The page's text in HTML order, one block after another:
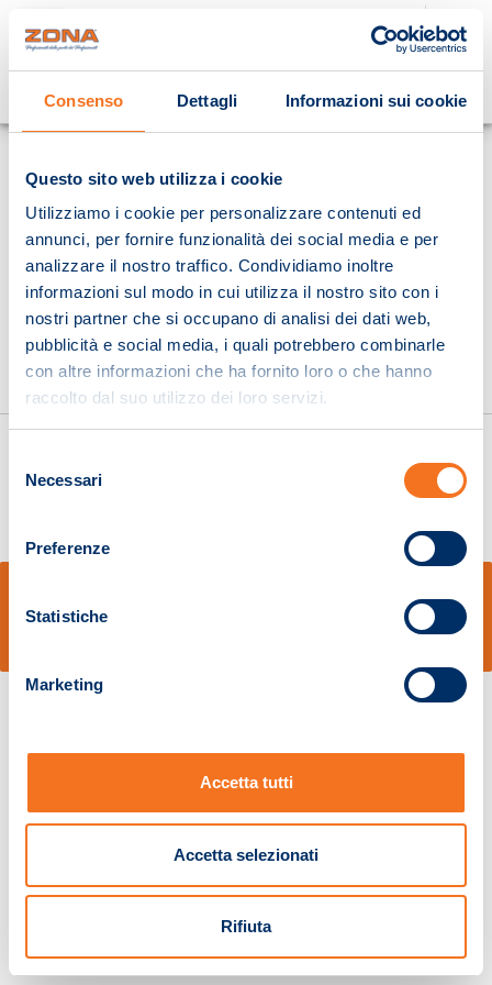
Consenso Dettagli Informazioni sui cookie
Questo sito web utilizza i cookie
Utilizziamo i cookie per personalizzare contenuti ed
annunci, per fornire funzionalità dei social media e per
analizzare il nostro traffico. Condividiamo inoltre
informazioni sul modo in cui utilizza il nostro sito con i
nostri partner che si occupano di analisi dei dati web,
pubblicità e social media, i quali potrebbero combinarle
con altre informazioni che ha fornito loro o che hanno
raccolto dal suo utilizzo dei loro servizi.
delNecessari
Preferenze
Statistiche
Marketing
Accetta tutti
Accetta selezionati
Rifiuta
Cosa stai cercando?
Pistoia 01680210505 – R.E.A. n.155974 - Cap.Soc. € 2.000.000,00 i.v. La
Società adotta il Codice Etico D.lgs. 231/01